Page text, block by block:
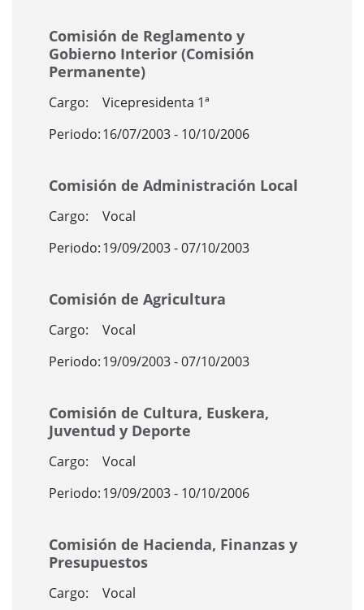
Comisión de Reglamento y
Gobierno Interior (Comisión
Permanente)
Cargo:
Vicepresidenta 1ª
Periodo:16/07/2003 - 10/10/2006
Comisión de Administración Local
Cargo:
Vocal
Periodo:19/09/2003 - 07/10/2003
Comisión de Agricultura
Cargo:
Vocal
Periodo:19/09/2003 - 07/10/2003
Comisión de Cultura, Euskera,
Juventud y Deporte
Cargo:
Vocal
Periodo:19/09/2003 - 10/10/2006
Comisión de Hacienda, Finanzas y
Presupuestos
Cargo:
Vocal